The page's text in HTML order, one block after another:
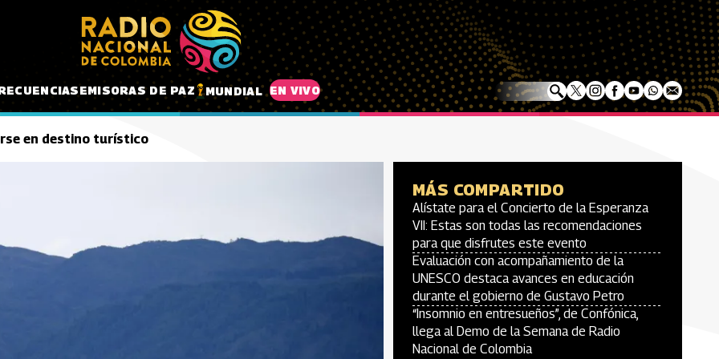
EMISORAS DE PAZ MUNDIAL EN VIVO
en destino turístico
MÁS COMPARTIDO
Alístate para el Concierto de la Esperanza
VII: Estas son todas las recomendaciones
para que disfrutes este evento
Evaluación con acompañamiento de la
UNESCO destaca avances en educación
durante el gobierno de Gustavo Petro
“Insomnio en entresueños”, de Confónica,
llega al Demo de la Semana de Radio
Nacional de Colombia